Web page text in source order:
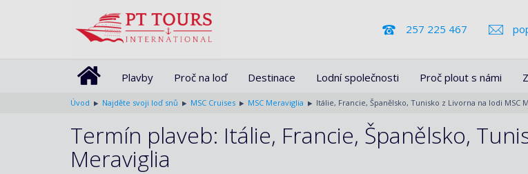
257 225 467
Plavby Proč na loď Destinace Lodní společnosti Proč plout s námi
Úvod Najděte svoji loď snů MSC Cruises MSC Meraviglia Itálie, Francie, Španělsko, Tunisko z Livorna na lodi MSC
Termín plaveb: Itálie, Francie, Španělsko,
Meraviglia